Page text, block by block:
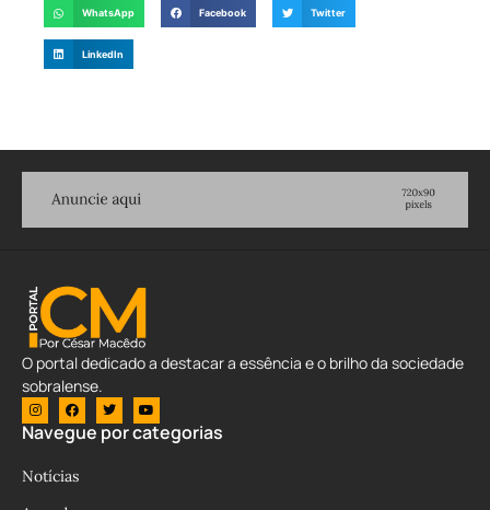
WhatsApp Facebook Twitter
LinkedIn
O portal dedicado a destacar a essência e o brilho da sociedade
sobralense.
Navegue por categorias
Notícias